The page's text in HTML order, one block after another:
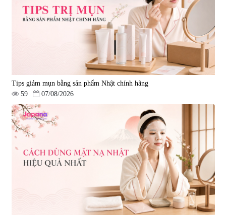
Tips giảm mụn bằng sản phẩm Nhật chính hãng
59
07/08/2026